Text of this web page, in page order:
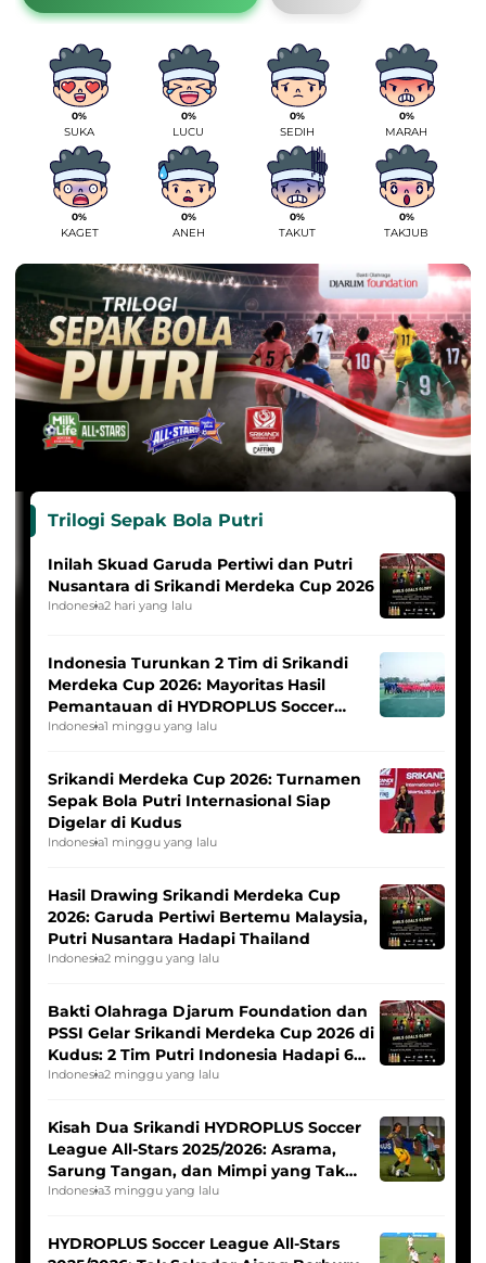
0%
SUKA
0%
LUCU
0%
SEDIH
0%
MARAH
0%
KAGET
0%
ANEH
0%
TAKUT
0%
TAKJUB
Trilogi Sepak Bola Putri
Inilah Skuad Garuda Pertiwi dan Putri
Nusantara di Srikandi Merdeka Cup 2026
Indonesia2 hari yang lalu
Indonesia Turunkan 2 Tim di Srikandi
Merdeka Cup 2026: Mayoritas Hasil
Pemantauan di HYDROPLUS Soccer
League
Indonesia1 minggu yang lalu
Srikandi Merdeka Cup 2026: Turnamen
Sepak Bola Putri Internasional Siap
Digelar di Kudus
Indonesia1 minggu yang lalu
Hasil Drawing Srikandi Merdeka Cup
2026: Garuda Pertiwi Bertemu Malaysia,
Putri Nusantara Hadapi Thailand
Indonesia2 minggu yang lalu
Bakti Olahraga Djarum Foundation dan
PSSI Gelar Srikandi Merdeka Cup 2026 di
Kudus: 2 Tim Putri Indonesia Hadapi 6
Tim Asia
Indonesia2 minggu yang lalu
Kisah Dua Srikandi HYDROPLUS Soccer
League All-Stars 2025/2026: Asrama,
Sarung Tangan, dan Mimpi yang Tak
Pernah Padam
Indonesia3 minggu yang lalu
HYDROPLUS Soccer League All-Stars